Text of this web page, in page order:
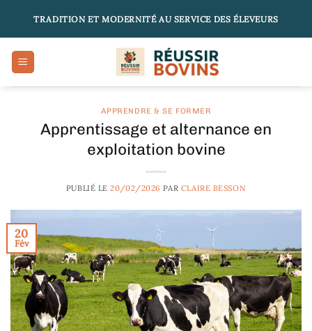
TRADITION ET MODERNITÉ AU SERVICE DES ÉLEVEURS
APPRENDRE & SE FORMER
Apprentissage et alternance en
exploitation bovine
PUBLIÉ LE20/02/2026 PAR CLAIRE BESSON
20
Fév